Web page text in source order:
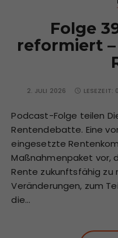
Folge
reformiert
2. JULI 2026 LESEZEIT:
Podcast-Folge teilen
Rentendebatte. Eine
eingesetzte
Maßnahmenpaket vor,
Rente zukunftsfähig zu
Veränderungen, zum
die…